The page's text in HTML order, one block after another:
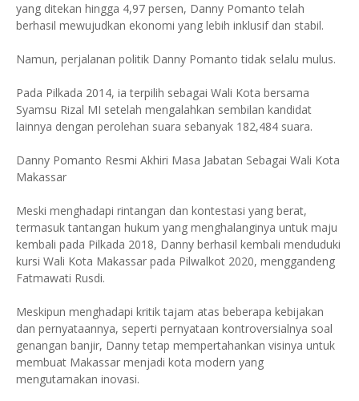
yang ditekan hingga 4,97 persen, Danny Pomanto telah
berhasil mewujudkan ekonomi yang lebih inklusif dan stabil.
Namun, perjalanan politik Danny Pomanto tidak selalu mulus.
Pada Pilkada 2014, ia terpilih sebagai Wali Kota bersama
Syamsu Rizal MI setelah mengalahkan sembilan kandidat
lainnya dengan perolehan suara sebanyak 182,484 suara.
Danny Pomanto Resmi Akhiri Masa Jabatan Sebagai Wali Kota
Makassar
Meski menghadapi rintangan dan kontestasi yang berat,
termasuk tantangan hukum yang menghalanginya untuk maju
kembali pada Pilkada 2018, Danny berhasil kembali menduduki
kursi Wali Kota Makassar pada Pilwalkot 2020, menggandeng
Fatmawati Rusdi.
Meskipun menghadapi kritik tajam atas beberapa kebijakan
dan pernyataannya, seperti pernyataan kontroversialnya soal
genangan banjir, Danny tetap mempertahankan visinya untuk
membuat Makassar menjadi kota modern yang
mengutamakan inovasi.